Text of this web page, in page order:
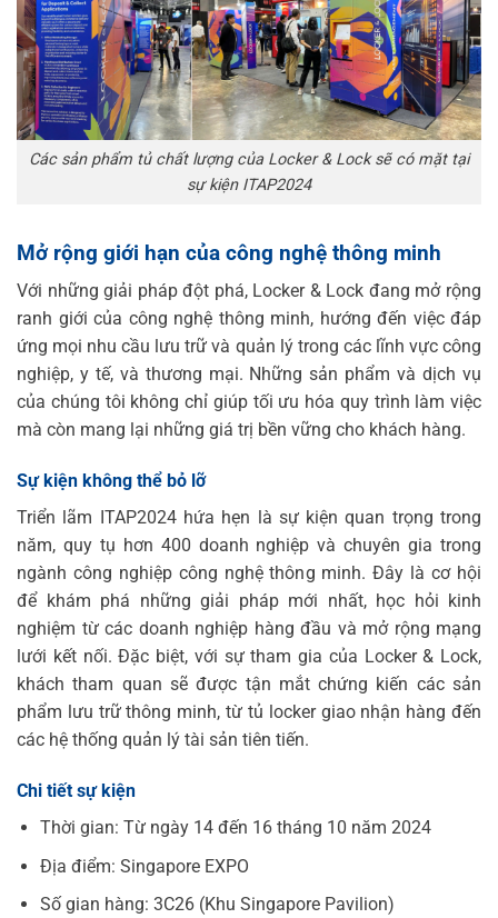
Các sản phẩm tủ chất lượng của Locker & Lock sẽ có mặt tại
sự kiện ITAP2024
Mở rộng giới hạn của công nghệ thông minh
Với những giải pháp đột phá, Locker & Lock đang mở rộng
ranh giới của công nghệ thông minh, hướng đến việc đáp
ứng mọi nhu cầu lưu trữ và quản lý trong các lĩnh vực công
nghiệp, y tế, và thương mại. Những sản phẩm và dịch vụ
của chúng tôi không chỉ giúp tối ưu hóa quy trình làm việc
mà còn mang lại những giá trị bền vững cho khách hàng.
Sự kiện không thể bỏ lỡ
Triển lãm ITAP2024 hứa hẹn là sự kiện quan trọng trong
năm, quy tụ hơn 400 doanh nghiệp và chuyên gia trong
ngành công nghiệp công nghệ thông minh. Đây là cơ hội
để khám phá những giải pháp mới nhất, học hỏi kinh
nghiệm từ các doanh nghiệp hàng đầu và mở rộng mạng
lưới kết nối. Đặc biệt, với sự tham gia của Locker & Lock,
khách tham quan sẽ được tận mắt chứng kiến các sản
phẩm lưu trữ thông minh, từ tủ locker giao nhận hàng đến
các hệ thống quản lý tài sản tiên tiến.
Chi tiết sự kiện
Thời gian: Từ ngày 14 đến 16 tháng 10 năm 2024
Địa điểm: Singapore EXPO
Số gian hàng: 3C26 (Khu Singapore Pavilion)